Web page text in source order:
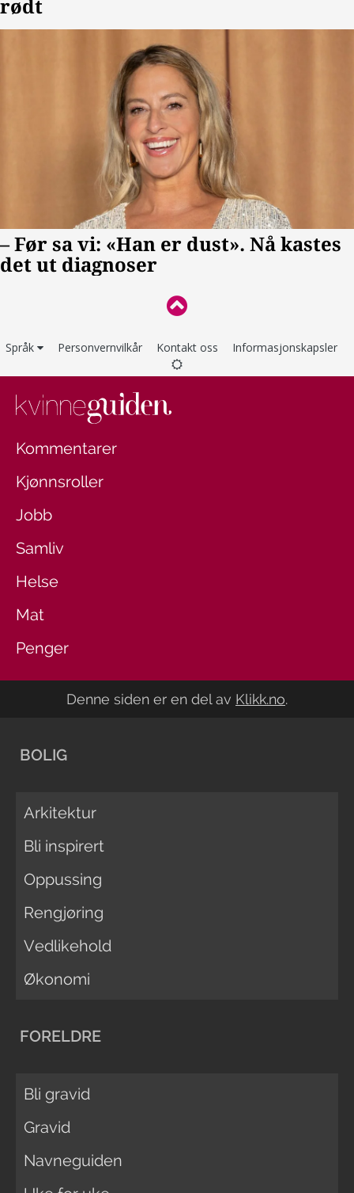
Språk Personvernvilkår Kontakt oss Informasjonskapsler
Kommentarer
Kjønnsroller
Jobb
Samliv
Helse
Mat
Penger
Denne siden er en del av Klikk.no.
BOLIG
Arkitektur
Bli inspirert
Oppussing
Rengjøring
Vedlikehold
Økonomi
FORELDRE
Bli gravid
Gravid
Navneguiden